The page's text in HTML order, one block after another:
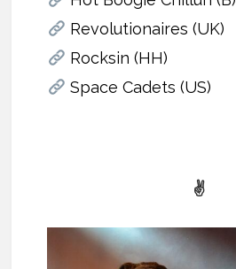
Revolutionaires (UK)
Rocksin (HH)
Space Cadets (US)
✌